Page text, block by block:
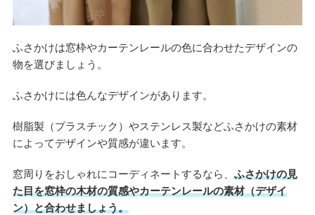
ふさかけは窓枠やカーテンレールの色に合わせたデザインの
物を選びましょう。
ふさかけには色んなデザインがあります。
樹脂製（プラスチック）やステンレス製などふさかけの素材
によってデザインや質感が違います。
窓周りをおしゃれにコーディネートするなら、 ふさかけの見
た目を窓枠の木材の質感やカーテンレールの素材（デザイ
ン）と合わせましょう。